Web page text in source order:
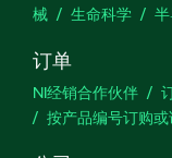
械
生命科学
订单
NI经销合作伙伴
按产品编号订购